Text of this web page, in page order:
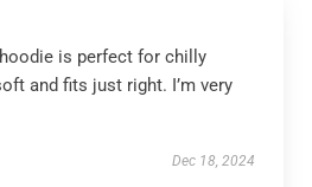
is perfect for chilly
and fits just right. I’m very
Dec 18, 2024